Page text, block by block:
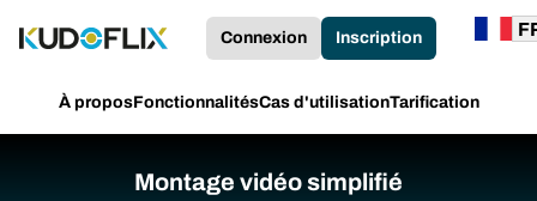
À proposFonctionnalitésCas d'utilisationTarification
Connexion Inscription
Montage vidéo simplifié